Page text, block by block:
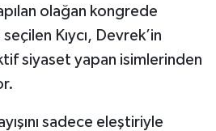
olağan kongrede
Kıycı, Devrek’in
siyaset yapan isimlerinden
sadece eleştiriyle